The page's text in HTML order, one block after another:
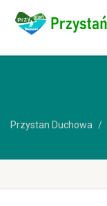
Przystan Duchowa